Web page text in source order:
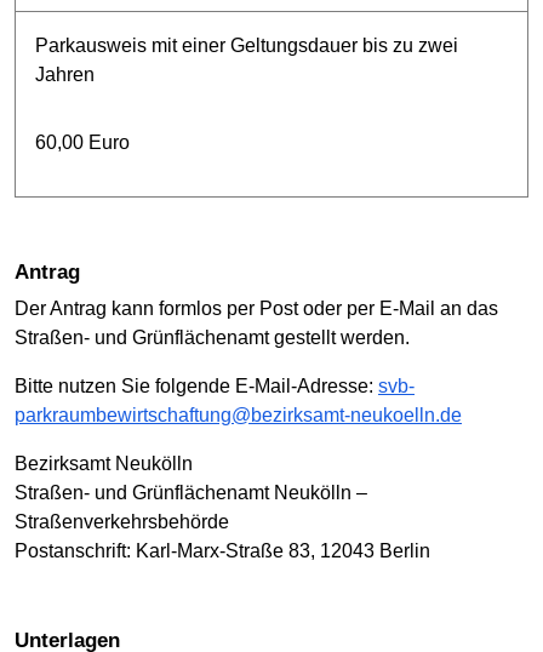
Parkausweis mit einer Geltungsdauer bis zu zwei
Jahren
60,00 Euro
Antrag
Der Antrag kann formlos per Post oder per E-Mail an das
Straßen- und Grünflächenamt gestellt werden.
Bitte nutzen Sie folgende E-Mail-Adresse: svb-
parkraumbewirtschaftung@bezirksamt-neukoelln.de
Bezirksamt Neukölln
Straßen- und Grünflächenamt Neukölln –
Straßenverkehrsbehörde
Postanschrift: Karl-Marx-Straße 83, 12043 Berlin
Unterlagen